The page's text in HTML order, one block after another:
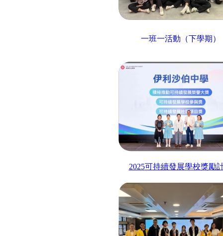
一班一活動（下學期）
2025可持續發展學校獎勵